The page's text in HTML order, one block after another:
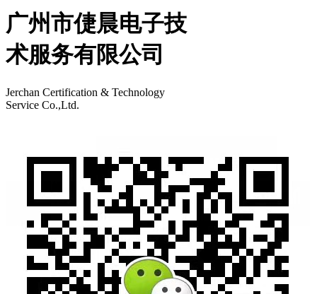
广州市倢晨电子技
术服务有限公司
Jerchan Certification & Technology
Service Co.,Ltd.